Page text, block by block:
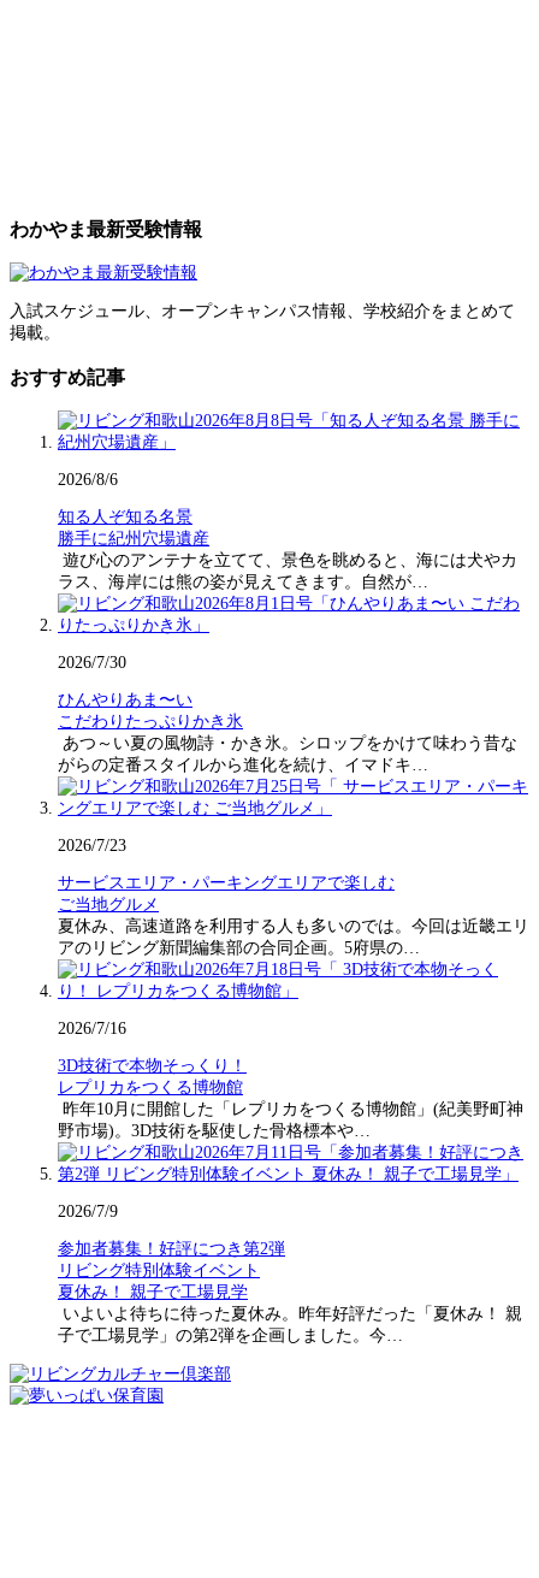
わかやま最新受験情報
入試スケジュール、オープンキャンパス情報、学校紹介をまとめて
掲載。
おすすめ記事
2026/8/6
知る人ぞ知る名景
勝手に紀州穴場遺産
遊び心のアンテナを立てて、景色を眺めると、海には犬やカ
ラス、海岸には熊の姿が見えてきます。自然が…
2026/7/30
ひんやりあま〜い
こだわりたっぷりかき氷
あつ～い夏の風物詩・かき氷。シロップをかけて味わう昔な
がらの定番スタイルから進化を続け、イマドキ…
2026/7/23
サービスエリア・パーキングエリアで楽しむ
ご当地グルメ
夏休み、高速道路を利用する人も多いのでは。今回は近畿エリ
アのリビング新聞編集部の合同企画。5府県の…
2026/7/16
3D技術で本物そっくり！
レプリカをつくる博物館
昨年10月に開館した「レプリカをつくる博物館」(紀美野町神
野市場)。3D技術を駆使した骨格標本や…
2026/7/9
参加者募集！好評につき第2弾
リビング特別体験イベント
夏休み！ 親子で工場見学
いよいよ待ちに待った夏休み。昨年好評だった「夏休み！ 親
子で工場見学」の第2弾を企画しました。今…